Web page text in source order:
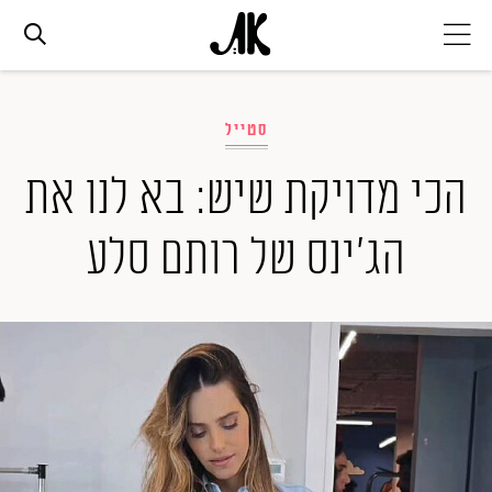
אופנה
ביוטי
סלבס
ערוצים נוספים
המגזין
סטייל
הכי מדויקת שיש: בא לנו את
הג'ינס של רותם סלע